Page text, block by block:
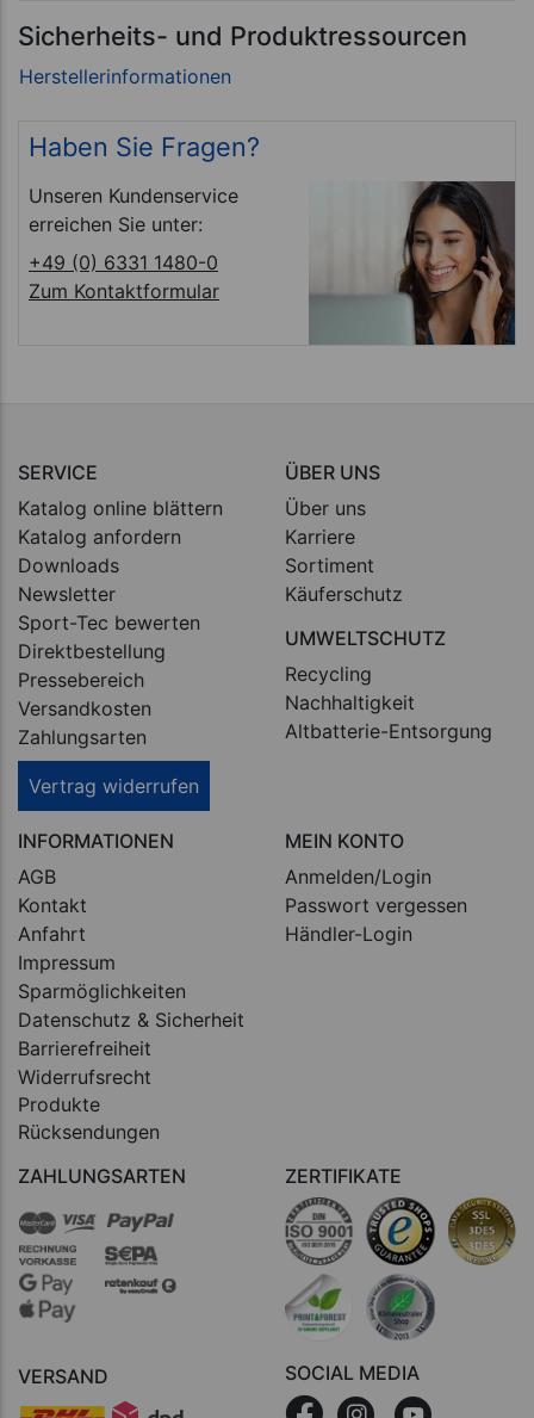
Sicherheits- und Produktressourcen
Haben Sie Fragen?
Unseren Kundenservice
erreichen Sie unter:
+49 (0) 6331 1480-0
Zum Kontaktformular
SERVICE
Katalog online blättern
Katalog anfordern
Downloads
Newsletter
Sport-Tec bewerten
Direktbestellung
Pressebereich
Versandkosten
Zahlungsarten
Vertrag widerrufen
ÜBER UNS
Über uns
Karriere
Sortiment
Käuferschutz
UMWELTSCHUTZ
Recycling
Nachhaltigkeit
Altbatterie-Entsorgung
INFORMATIONEN
AGB
Kontakt
Anfahrt
Impressum
Sparmöglichkeiten
Datenschutz & Sicherheit
Barrierefreiheit
Widerrufsrecht
Produkte
Rücksendungen
MEIN KONTO
Anmelden/Login
Passwort vergessen
Händler-Login
ZAHLUNGSARTEN
VERSAND
ZERTIFIKATE
SOCIAL MEDIA